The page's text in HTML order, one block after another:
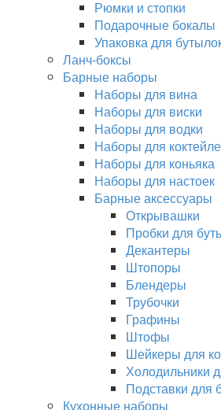
Рюмки и стопки
Подарочные бокалы
Упаковка для
Ланч-боксы
Барные наборы
Наборы для вина
Наборы для виски
Наборы для водки
Наборы для
Наборы для коньяка
Наборы для настоек
Барные аксессуары
Открывашки
Пробки для
Декантеры
Штопоры
Блендеры
Трубочки
Графины
Штофы
Шейкеры для
Холодильники
Подставки для
Кухонные наборы